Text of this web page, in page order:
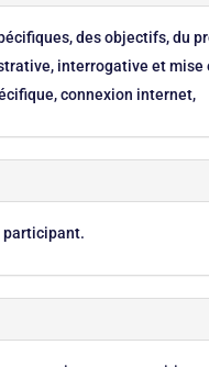
des objectifs, du
interrogative et
connexion internet,
participant.